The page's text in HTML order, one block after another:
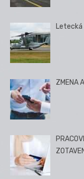
Letecká
ZMENA